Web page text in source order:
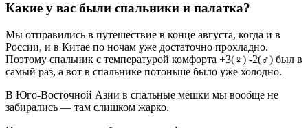
Какие у вас были спальники и палатка?
Мы отправились в путешествие в конце августа, когда и в
России, и в Китае по ночам уже достаточно прохладно.
Поэтому спальник с температурой комфорта +3(♀) -2(♂) был в
самый раз, а вот в спальнике потоньше было уже холодно.
В Юго-Восточной Азии в спальные мешки мы вообще не
забирались — там слишком жарко.